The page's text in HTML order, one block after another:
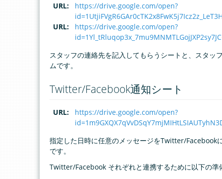
URL:
https://drive.google.com/open?
URL:
https://drive.google.com/open?
スタッフの連絡先を記入してもらうシートと、スタッ
ムです。
Twitter/Facebook通知シート
URL:
https://drive.google.com/open?
指定した日時に任意のメッセージをTwitter/Facebook
です。
Twitter/Facebook それぞれと連携するために以下の準